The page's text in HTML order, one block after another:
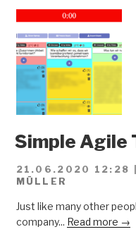
Simple Agile
21.06.2020 12:28
MÜLLER
Just like many other
company... Read more →